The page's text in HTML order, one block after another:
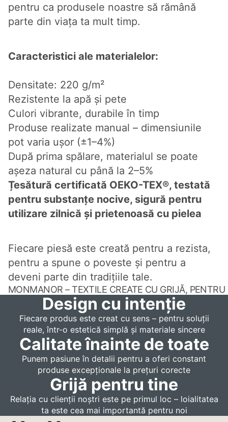
pentru ca produsele noastre să rămână
parte din viața ta mult timp.
Caracteristici ale materialelor:
Densitate: 220 g/m²
Rezistente la apă și pete
Culori vibrante, durabile în timp
Produse realizate manual – dimensiunile
pot varia ușor (±1–4%)
După prima spălare, materialul se poate
așeza natural cu până la 2–5%
Țesătură certificată OEKO-TEX®, testată
pentru substanțe nocive, sigură pentru
utilizare zilnică și prietenoasă cu pielea
Fiecare piesă este creată pentru a rezista,
pentru a spune o poveste și pentru a
deveni parte din tradițiile tale.
MONMANOR – TEXTILE CREATE CU GRIJĂ,
Design cu intenție
Fiecare produs este creat cu sens – pentru soluții
reale, într-o estetică simplă și materiale sincere
Calitate înainte de toate
Punem pasiune în detalii pentru a oferi constant
produse excepționale la prețuri corecte
Grijă pentru tine
Relația cu clienții noștri este pe primul loc – loialitatea
ta este cea mai importantă pentru noi